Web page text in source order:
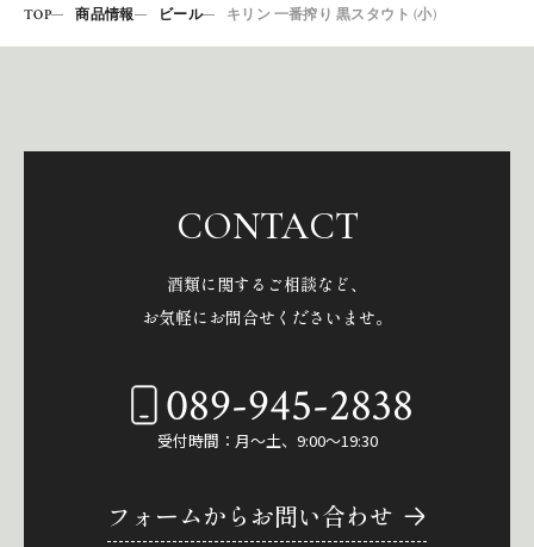
TOP 商品情報 ビール キリン 一番搾り 黒スタウト (小)
CONTACT
酒類に関するご相談など、
お気軽にお問合せくださいませ。
089-945-2838
受付時間：月～土、9:00～19:30
フォームからお問い合わせ